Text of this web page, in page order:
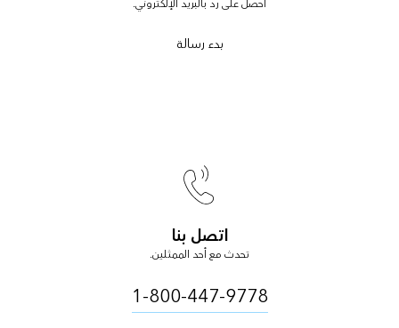
احصل على رد بالبريد الإلكتروني.
بدء رسالة
اتصل بنا
تحدث مع أحد الممثلين.
1-800-447-9778